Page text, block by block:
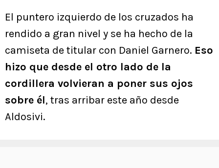
El puntero izquierdo de los cruzados ha
rendido a gran nivel y se ha hecho de la
camiseta de titular con Daniel Garnero. Eso
hizo que desde el otro lado de la
cordillera volvieran a poner sus ojos
sobre él, tras arribar este año desde
Aldosivi.